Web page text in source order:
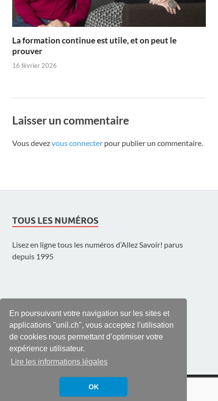
En poursuivant votre navigation sur les sites et
applications "unil.ch", vous acceptez l'utilisation
de cookies nous permettant d’optimiser votre
expérience utilisateur.
Lire les informations légales
OK
La formation continue est utile, et on peut le
prouver
16 février 2026
Laisser un commentaire
Vous devezvous connecter pour publier un commentaire.
TOUS LES NUMÉROS
Lisez en ligne tous les numéros d’Allez Savoir! parus
depuis 1995
© UNIL | Université de Lausanne